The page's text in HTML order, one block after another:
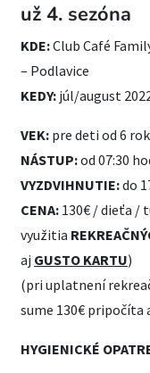
už 4. sezóna
KDE:Club Café
– Podlavice
KEDY: júl/august
VEK: pre deti od 6
NÁSTUP:od 07:30
VYZDVIHNUTIE:do
CENA: 130€ / dieťa /
využitia
aj GUSTO KARTU)
(pri uplatnení
sume 130€ pripočíta
HYGIENICKÉ